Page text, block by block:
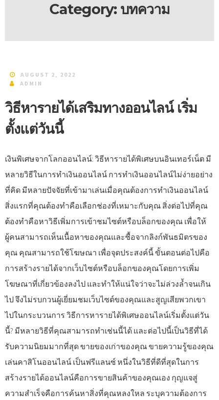
Category: บทความ
AUGUST 2, 2022
ADMIN
วิธีหารายได้เสริมทางออนไลน์ เริ่ม
ตั้งแต่วันนี้
เงินพิเศษจากโลกออนไลน์: วิธีหารายได้พิเศษบนอินเทอร์เน็ต มี
หลายวิธีในการทำเงินออนไลน์ การทำเงินออนไลน์ไม่ง่ายอย่าง
ที่คิด มีหลายปัจจัยที่เข้ามาเล่นเมื่อคุณต้องการทำเงินออนไลน์
สิ่งแรกที่คุณต้องทำคือเลือกช่องที่เหมาะกับคุณ สิ่งต่อไปที่คุณ
ต้องทำคือหาวิธีเพิ่มการเข้าชมไซต์หรือบล็อกของคุณ เพื่อให้
ผู้คนสามารถเห็นเนื้อหาของคุณและซื้อจากลิงก์พันธมิตรของ
คุณ คุณสามารถใช้โฆษณา เพื่อจุดประสงค์นี้ ขั้นตอนต่อไปคือ
การสร้างรายได้จากเว็บไซต์หรือบล็อกของคุณโดยการเพิ่ม
โฆษณาที่เกี่ยวข้องลงไป และทำให้แน่ใจว่าจะไม่ล่วงล้ำจนเกิน
ไป จึงไม่รบกวนผู้เยี่ยมชมเว็บไซต์ของคุณและสูญเสียพวกเขา
ไปในกระบวนการ วิธีการหารายได้พิเศษออนไลน์เริ่มตั้งแต่วัน
นี้? มีหลายวิธีที่คุณสามารถทำเช่นนี้ได้ และต่อไปนี้เป็นวิธีที่ได้
รับความนิยมมากที่สุด ขายของเก่าของคุณ ขายความรู้ของคุณ
เล่นคาสิโนออนไลน์ เป็นฟรีแลนซ์ หนึ่งในวิธีที่ดีที่สุดในการ
สร้างรายได้ออนไลน์คือการขายสินค้าของคุณเอง กุญแจสู่
ความสำเร็จคือการค้นหาสิ่งที่คุณหลงใหล ระบุความต้องการ